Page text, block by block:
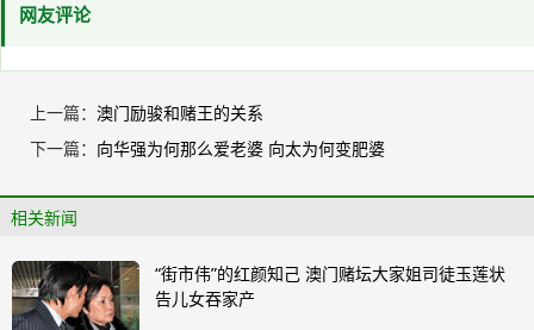
网友评论
上一篇： 澳门励骏和赌王的关系
下一篇： 向华强为何那么爱老婆 向太为何变肥婆
相关新闻
“街市伟”的红颜知己 澳门赌坛大家姐司徒玉莲状
告儿女吞家产